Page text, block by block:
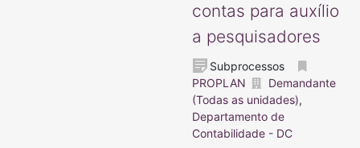
contas para auxílio
a pesquisadores
Subprocessos
PROPLAN
Demandante
(Todas as unidades),
Departamento de
Contabilidade - DC